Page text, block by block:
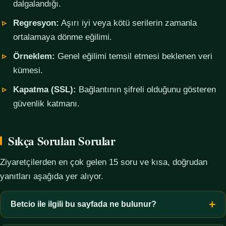
dalgalandığı.
Regresyon: Aşırı iyi veya kötü serilerin zamanla
ortalamaya dönme eğilimi.
Örneklem: Genel eğilimi temsil etmesi beklenen veri
kümesi.
Kapatma (SSL): Bağlantının şifreli olduğunu gösteren
güvenlik katmanı.
Sıkça Sorulan Sorular
Ziyaretçilerden en çok gelen 15 soru ve kısa, doğrudan
yanıtları aşağıda yer alıyor.
Betcio ile ilgili bu sayfada ne bulunur?
Bu sayfada yalnızca kavramsal bilgi, terim açıklamaları, veri